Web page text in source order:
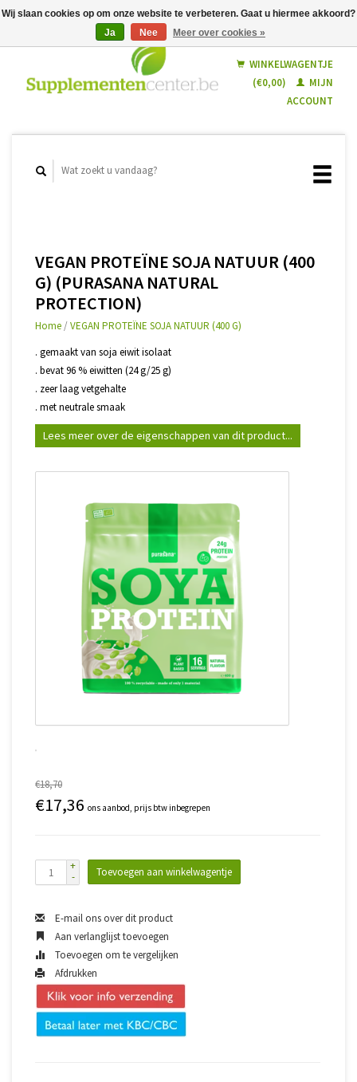
Nederlands
WINKELWAGENTJE
(€0,00)
MIJN
ACCOUNT
VEGAN PROTEÏNE SOJA NATUUR (400
G) (PURASANA NATURAL
PROTECTION)
Home /VEGAN PROTEÏNE SOJA NATUUR (400 G)
. gemaakt van soja eiwit isolaat
. bevat 96 % eiwitten (24 g/25 g)
. zeer laag vetgehalte
. met neutrale smaak
Lees meer over de eigenschappen van dit product...
€18,70
€17,36 ons aanbod, prijs btw inbegrepen
+
-
Toevoegen aan winkelwagentje
E-mail ons over dit product
Aan verlanglijst toevoegen
Toevoegen om te vergelijken
Afdrukken
Wij slaan cookies op om onze website te verbeteren. Gaat u hiermee akkoord?
Ja
Nee Meer over cookies »